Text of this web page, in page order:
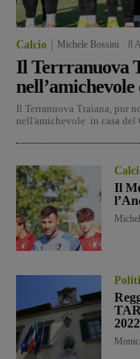
Calcio Michele Bossini 8
Il Terrranuova
Il Terranuova Traiana, pur
nell'amichevole in casa del
Il